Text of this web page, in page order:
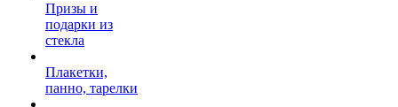
Призы и
подарки из
стекла
Плакетки,
панно, тарелки